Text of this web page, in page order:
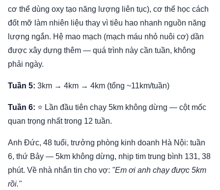
cơ thể dùng oxy tạo năng lượng liên tục), cơ thể học cách
đốt mỡ làm nhiên liệu thay vì tiêu hao nhanh nguồn năng
lượng ngắn. Hệ mao mạch (mạch máu nhỏ nuôi cơ) dần
được xây dựng thêm — quá trình này cần tuần, không
phải ngày.
Tuần 5: 3km → 4km → 4km (tổng ~11km/tuần)
Tuần 6: ⭐ Lần đầu tiên chạy 5km không dừng — cột mốc
quan trọng nhất trong 12 tuần.
Anh Đức, 48 tuổi, trưởng phòng kinh doanh Hà Nội: tuần
6, thứ Bảy — 5km không dừng, nhịp tim trung bình 131, 38
phút. Về nhà nhắn tin cho vợ: "Em ơi anh chạy được 5km
rồi."